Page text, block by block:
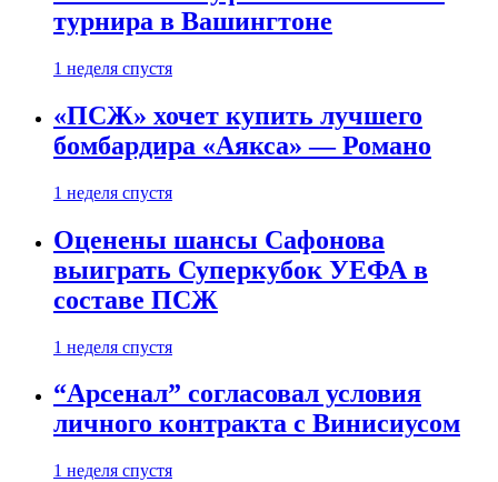
турнира в Вашингтоне
1 неделя спустя
«ПСЖ» хочет купить лучшего
бомбардира «Аякса» — Романо
1 неделя спустя
Оценены шансы Сафонова
выиграть Суперкубок УЕФА в
составе ПСЖ
1 неделя спустя
“Арсенал” согласовал условия
личного контракта с Винисиусом
1 неделя спустя